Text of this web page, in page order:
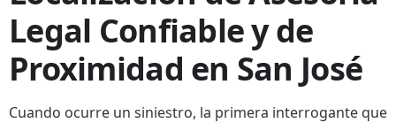
Legal Confiable y de
Proximidad en San José
Cuando ocurre un siniestro, la primera interrogante que